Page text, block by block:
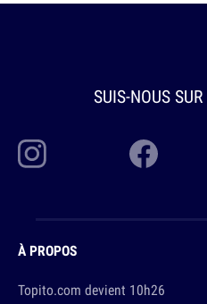
SUIS-NOUS SUR
À PROPOS
Topito.com devient 10h26